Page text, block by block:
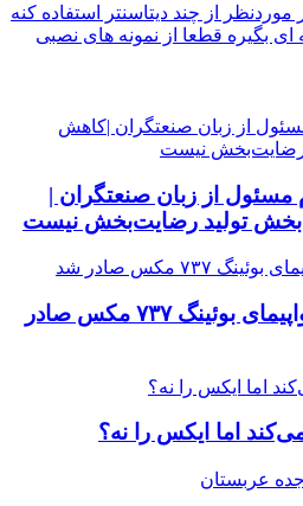
از چند دیتاسنتر استفاده کنه
ای بگیره قطعا از نمونه های نصبی
از زبان صنعتگران |
تولید رضایت‌بخش نیست
دستور بازرسی فوری هواپیمای بوئینگ ۷۳۷ مکس صادر
اما ایکس را نه؟